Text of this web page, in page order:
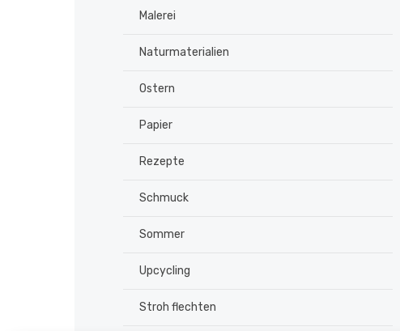
Malerei
Naturmaterialien
Ostern
Papier
Rezepte
Schmuck
Sommer
Upcycling
Stroh flechten